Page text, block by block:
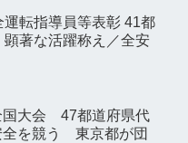
転指導員等表彰 41都
著な活躍称え／全安
国大会 47都道府県代
全を競う 東京都が団